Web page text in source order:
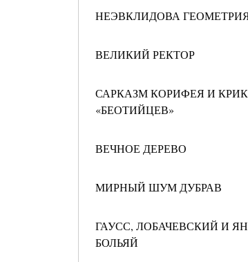
НЕЭВКЛИДОВА
ВЕЛИКИЙ РЕКТОР
САРКАЗМ КОРИФЕЯ И
«БЕОТИЙЦЕВ»
ВЕЧНОЕ ДЕРЕВО
МИРНЫЙ ШУМ ДУБРАВ
ГАУСС, ЛОБАЧЕВСКИЙ И
БОЛЬЯЙ